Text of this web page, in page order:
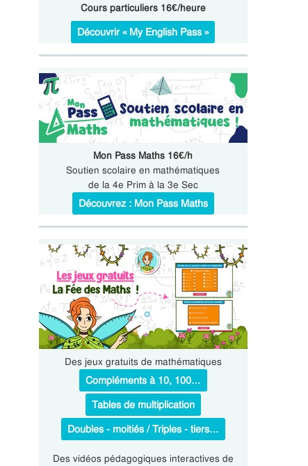
Cours particuliers 16€/heure
Découvrir « My English Pass »
Mon Pass Maths 16€/h
Soutien scolaire en mathématiques
de la 4e Prim à la 3e Sec
Découvrez : Mon Pass Maths
Des jeux gratuits de mathématiques
Compléments à 10, 100…
Tables de multiplication
Doubles - moitiés / Triples - tiers…
Des vidéos pédagogiques interactives de